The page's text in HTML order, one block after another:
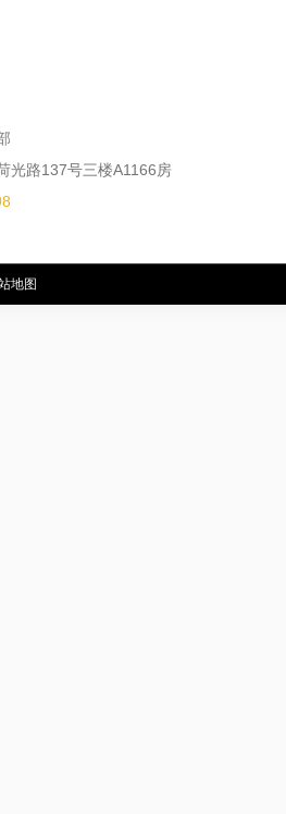
光路137号三楼A1166房
地图